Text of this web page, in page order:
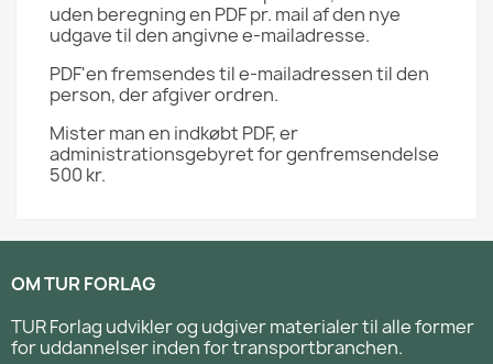
uden beregning en PDF pr. mail af den nye
udgave til den angivne e-mailadresse.
PDF'en fremsendes til e-mailadressen til den
person, der afgiver ordren.
Mister man en indkøbt PDF, er
administrationsgebyret for genfremsendelse
500 kr.
OM TUR FORLAG
TUR Forlag udvikler og udgiver materialer til alle former
for uddannelser inden for transportbranchen.